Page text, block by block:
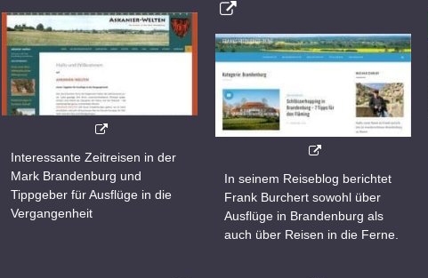
Interessante Zeitreisen in der
Mark Brandenburg und
Tippgeber für Ausflüge in die
Vergangenheit
In seinem Reiseblog berichtet
Frank Burchert sowohl über
Ausflüge in Brandenburg als
auch über Reisen in die Ferne.